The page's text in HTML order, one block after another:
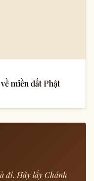
miền đất Phật
đi. Hãy lấy Chánh